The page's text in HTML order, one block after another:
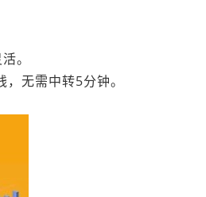
。
无需中转5分钟。